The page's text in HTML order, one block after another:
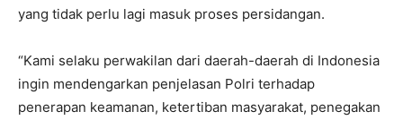
yang tidak perlu lagi masuk proses persidangan.
“Kami selaku perwakilan dari daerah-daerah di Indonesia
ingin mendengarkan penjelasan Polri terhadap
penerapan keamanan, ketertiban masyarakat, penegakan